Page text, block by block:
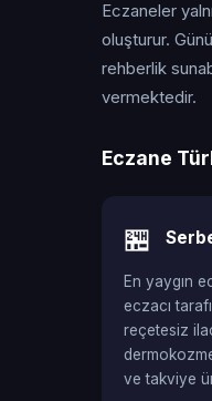
Eczaneler
oluşturur.
rehberlik
vermektedir.
Eczane
🏪
En yaygın
eczacı
reçetesiz
ve takviye